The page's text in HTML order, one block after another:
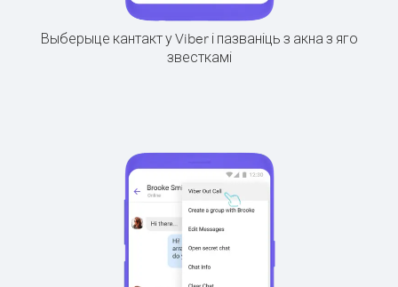
Выберыце кантакт у Viber і пазваніць з акна з яго
звесткамі